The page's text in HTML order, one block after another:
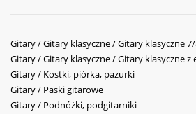
Gitary / Gitary klasyczne / Gitary klasyczne
Gitary / Gitary klasyczne / Gitary klasyczne z
Gitary / Kostki, piórka, pazurki
Gitary / Paski gitarowe
Gitary / Podnóżki, podgitarniki